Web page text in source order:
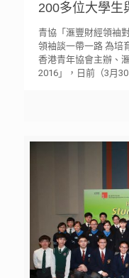
200多位大學生
青協「滙豐財經領袖
領袖談一帶一路 為培
香港青年協會主辦、
2016」，日前（3月